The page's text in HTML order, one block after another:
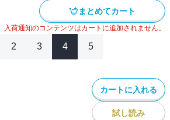
まとめてカート
荷通知のコンテンツはカートに追加されません。
2 3 4 5
カートに入れる
試し読み